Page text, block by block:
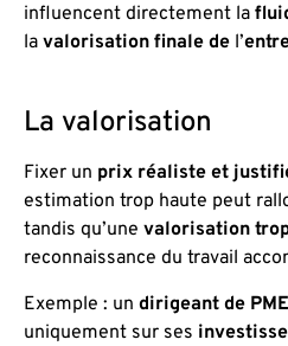
influencent directement la
la valorisation finale de l’
La valorisation
Fixer un prix réaliste et
estimation trop haute peut
tandis qu’une valorisation
reconnaissance du travail
Exemple : un dirigeant de PME
uniquement sur ses